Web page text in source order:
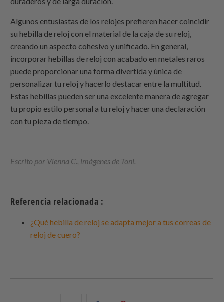
Algunos entusiastas de los relojes prefieren hacer coincidir
su hebilla de reloj con el material de la caja de su reloj,
creando un aspecto cohesivo y unificado. En general,
incorporar hebillas de reloj con acabado en metales raros
puede proporcionar una forma divertida y única de
personalizar tu reloj y hacerlo destacar entre la multitud.
Estas hebillas pueden ser una excelente manera de agregar
tu propio estilo personal a tu reloj y hacer una declaración
con tu pieza de tiempo.
Escrito por Vienna C., imágenes de Toni.
Referencia relacionada :
¿Qué hebilla de reloj se adapta mejor a tus correas de
reloj de cuero?